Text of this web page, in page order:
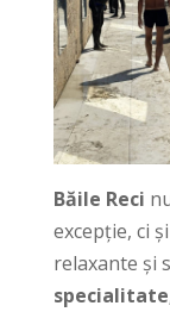
Băile Reci
excepție, ci
relaxante și